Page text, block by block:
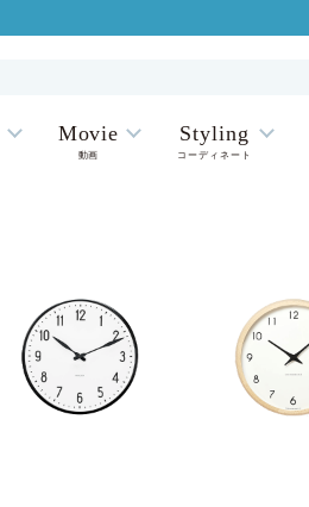
Movie
動画
Styling
コーディネート